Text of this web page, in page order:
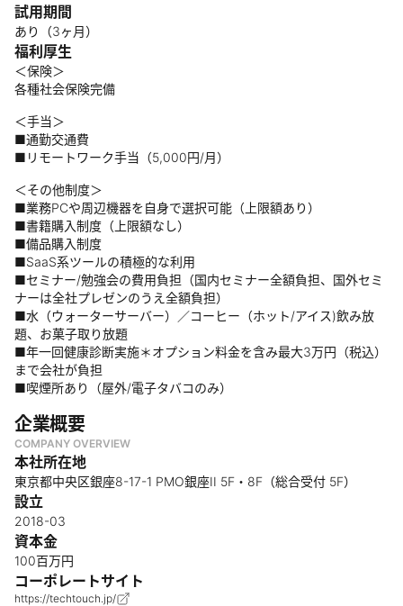
試用期間
あり（3ヶ月）
福利厚生
＜保険＞
各種社会保険完備
＜手当＞
■通勤交通費
■リモートワーク手当（5,000円/月）
＜その他制度＞
■業務PCや周辺機器を自身で選択可能（上限額あり）
■書籍購入制度（上限額なし）
■備品購入制度
■SaaS系ツールの積極的な利用
■セミナー/勉強会の費用負担（国内セミナー全額負担、国外セミ
ナーは全社プレゼンのうえ全額負担）
■水（ウォーターサーバー）／コーヒー（ホット/アイス)飲み放
題、お菓子取り放題
■年一回健康診断実施＊オプション料金を含み最大3万円（税込）
まで会社が負担
■喫煙所あり（屋外/電子タバコのみ）
企業概要
COMPANY OVERVIEW
本社所在地
東京都中央区銀座8-17-1 PMO銀座II 5F・8F（総合受付 5F）
設立
2018-03
資本金
100百万円
コーポレートサイト
https://techtouch.jp/